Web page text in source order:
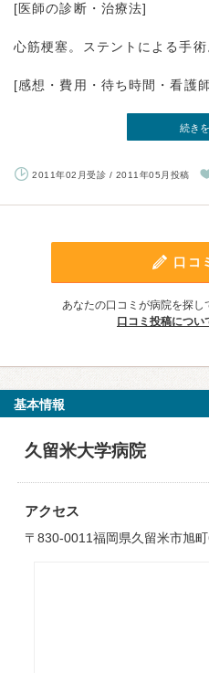
[医師の診断・治療法]
心筋梗塞。ステントによる手術
[感想・費用・待ち時間・看護
続き
2011年02月受診 / 2011年05月投稿
口コ
あなたの口コミが病院を探し
口コミ投稿につい
基本情報
久留米大学病院
アクセス
〒830-0011福岡県久留米市旭